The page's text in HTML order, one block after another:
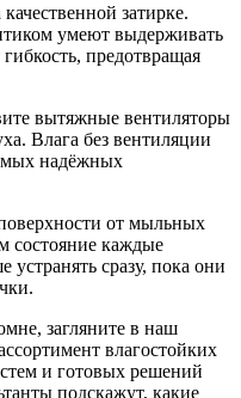
затирке.
умеют выдерживать
предотвращая
вытяжные вентиляторы
Влага без вентиляции
надёжных
от мыльных
состояние каждые
сразу, пока они
загляните в наш
влагостойких
и готовых решений
подскажут, какие